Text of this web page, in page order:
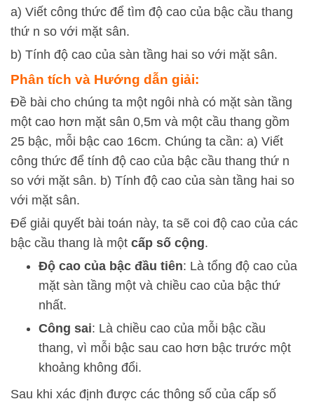
a) Viết công thức để tìm độ cao của bậc cầu thang
thứ n so với mặt sân.
b) Tính độ cao của sàn tầng hai so với mặt sân.
Phân tích và Hướng dẫn giải:
Đề bài cho chúng ta một ngôi nhà có mặt sàn tầng
một cao hơn mặt sân 0,5m và một cầu thang gồm
25 bậc, mỗi bậc cao 16cm. Chúng ta cần: a) Viết
công thức để tính độ cao của bậc cầu thang thứ n
so với mặt sân. b) Tính độ cao của sàn tầng hai so
với mặt sân.
Để giải quyết bài toán này, ta sẽ coi độ cao của các
bậc cầu thang là một cấp số cộng.
Độ cao của bậc đầu tiên: Là tổng độ cao của
mặt sàn tầng một và chiều cao của bậc thứ
nhất.
Công sai: Là chiều cao của mỗi bậc cầu
thang, vì mỗi bậc sau cao hơn bậc trước một
khoảng không đổi.
Sau khi xác định được các thông số của cấp số